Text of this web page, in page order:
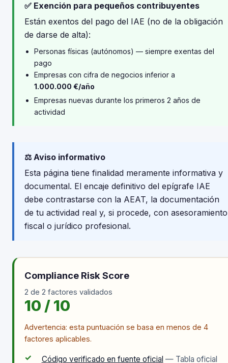
✅ Exención para pequeños contribuyentes
Están exentos del pago del IAE (no de la obligación
de darse de alta):
Personas físicas (autónomos) — siempre exentas del
pago
Empresas con cifra de negocios inferior a
1.000.000 €/año
Empresas nuevas durante los primeros 2 años de
actividad
⚖️ Aviso informativo
Esta página tiene finalidad meramente informativa y
documental. El encaje definitivo del epígrafe IAE
debe contrastarse con la AEAT, la documentación
de tu actividad real y, si procede, con asesoramiento
fiscal o jurídico profesional.
Compliance Risk Score
2 de 2 factores validados
10 / 10
Advertencia: esta puntuación se basa en menos de 4
factores aplicables.
✓ Código verificado en fuente oficial — Tabla oficial